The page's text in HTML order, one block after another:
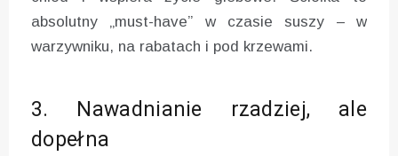
absolutny „must-have” w czasie suszy – w
warzywniku, na rabatach i pod krzewami.
3. Nawadnianie rzadziej, ale
dopełna